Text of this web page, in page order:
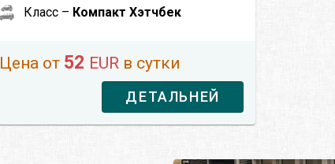
Класс – Компакт Хэтчбек
Цена от 52 EUR в сутки
ДЕТАЛЬНЕЙ